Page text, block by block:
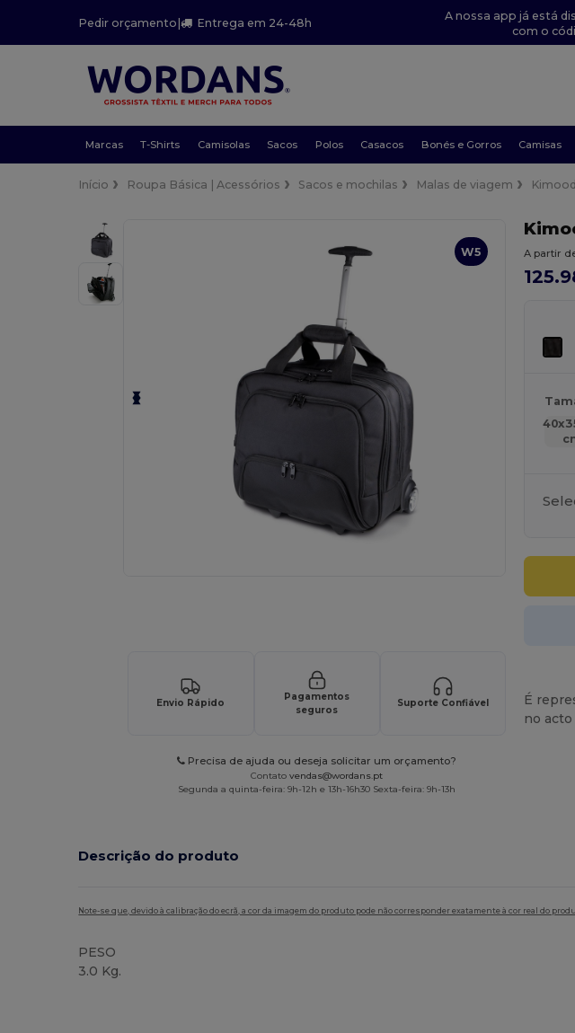
Pedir orçamento| Entrega em 24-48h
A nossa app já está
com o
Marcas T-Shirts Camisolas Sacos Polos Casacos Bonés e Gorros Camisas
Início Roupa Básica | Acessórios Sacos e mochilas Malas de viagem
W5
Envio Rápido
Pagamentos
seguros
Suporte Confiável
Precisa de ajuda ou deseja solicitar um orçamento?
Contatovendas@wordans.pt
Segunda a quinta-feira: 9h-12h e 13h-16h30 Sexta-feira: 9h-13h
A partir
É
no
Descrição do produto
Note-se que, devido à calibração do ecrã, a cor da imagem do produto pode não corresponder exatamente à cor real do
PESO
3.0 Kg.